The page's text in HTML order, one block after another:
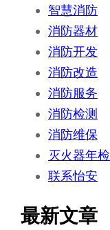
智慧消防
消防器材
消防开发
消防改造
消防服务
消防检测
消防维保
灭火器年检
联系怡安
最新文章